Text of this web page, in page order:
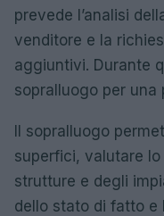
prevede l’analisi
venditore e la
aggiuntivi. Durante
sopralluogo per
Il sopralluogo
superfici, valutare
strutture e degli
dello stato di fatto e